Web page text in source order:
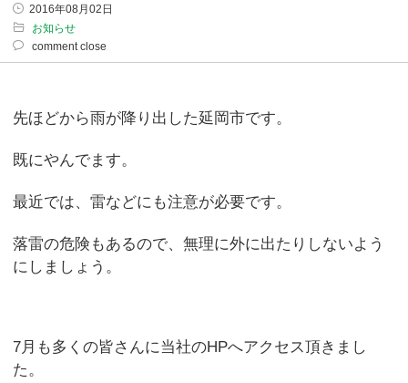
2016年08月02日
お知らせ
comment close
先ほどから雨が降り出した延岡市です。
既にやんでます。
最近では、雷などにも注意が必要です。
落雷の危険もあるので、無理に外に出たりしないよう
にしましょう。
7月も多くの皆さんに当社のHPへアクセス頂きまし
た。